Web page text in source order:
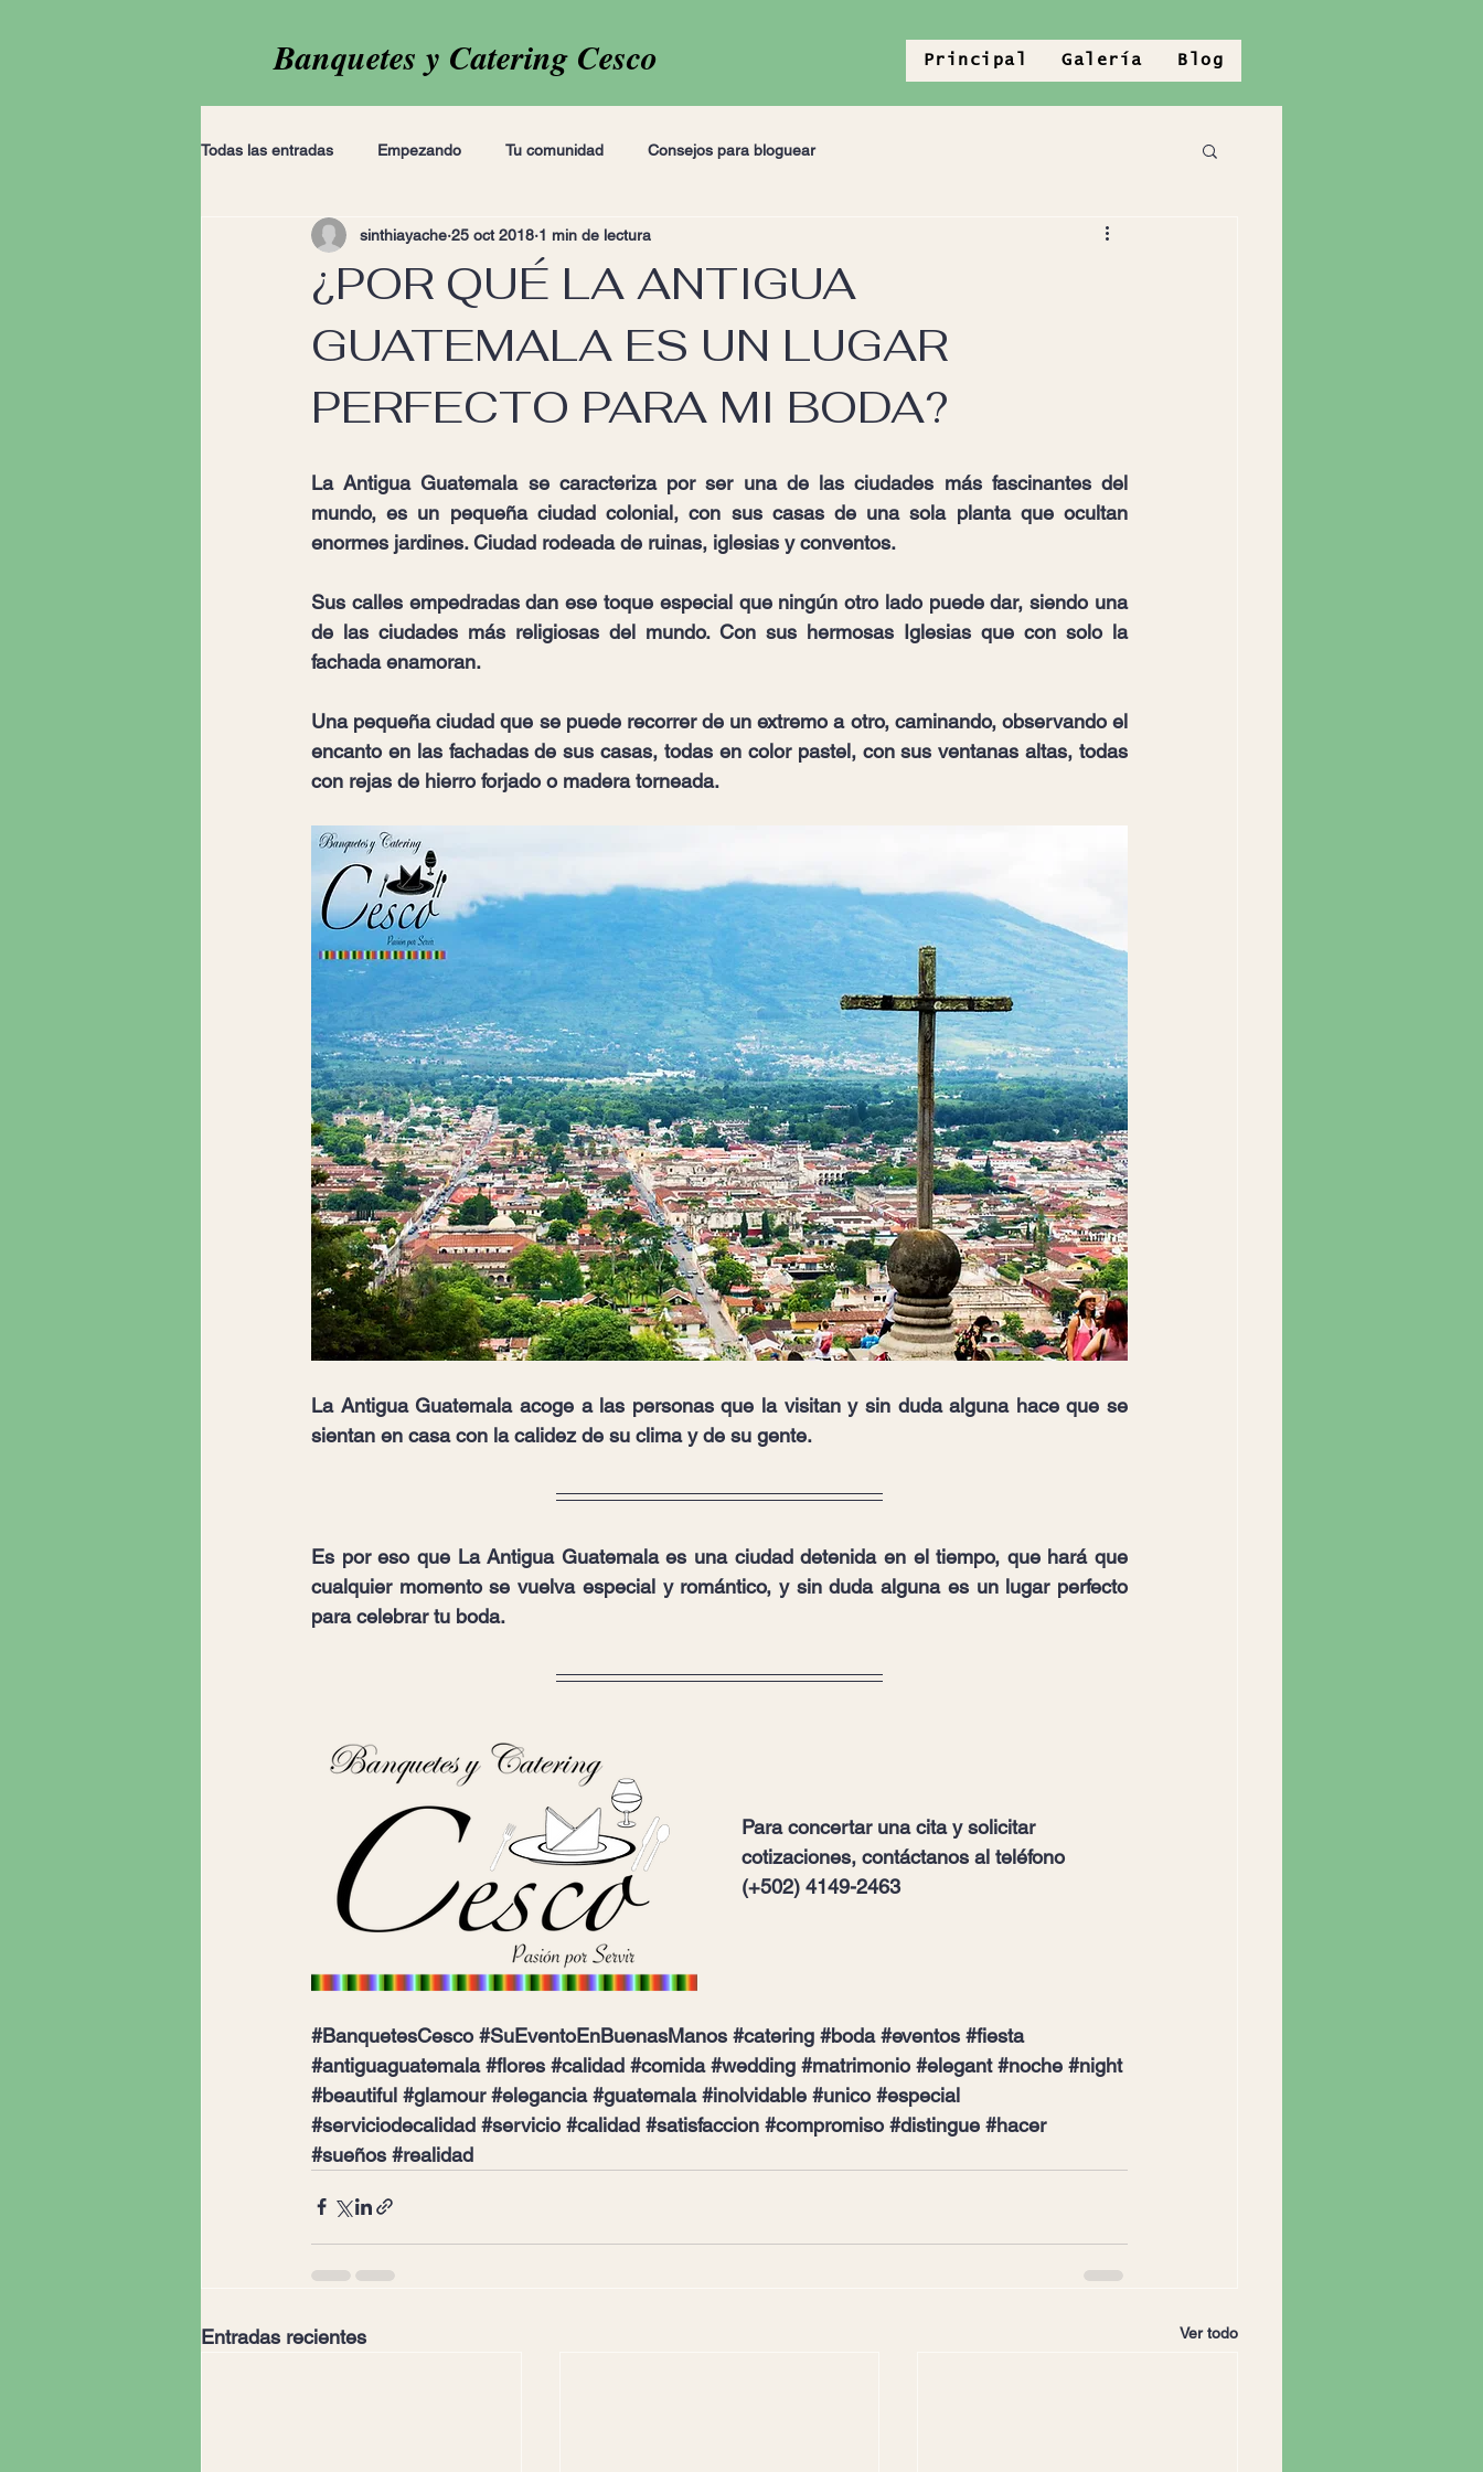
Banquetes y Catering Cesco Principal Galería Blog
Todas las entradas Empezando Tu comunidad Consejos para bloguear
¿POR QUÉ LA ANTIGUA
GUATEMALA ES UN LUGAR
PERFECTO PARA MI BODA?
sinthiayache 25 oct 2018 1 min de lectura
La Antigua Guatemala se caracteriza por ser una de las ciudades más fascinantes del
mundo, es un pequeña ciudad colonial, con sus casas de una sola planta que ocultan
enormes jardines. Ciudad rodeada de ruinas, iglesias y conventos.
Sus calles empedradas dan ese toque especial que ningún otro lado puede dar, siendo una
de las ciudades más religiosas del mundo. Con sus hermosas Iglesias que con solo la
fachada enamoran.
Una pequeña ciudad que se puede recorrer de un extremo a otro, caminando, observando el
encanto en las fachadas de sus casas, todas en color pastel, con sus ventanas altas, todas
con rejas de hierro forjado o madera torneada.
La Antigua Guatemala acoge a las personas que la visitan y sin duda alguna hace que se
sientan en casa con la calidez de su clima y de su gente.
Es por eso que La Antigua Guatemala es una ciudad detenida en el tiempo, que hará que
cualquier momento se vuelva especial y romántico, y sin duda alguna es un lugar perfecto
para celebrar tu boda.
Para concertar una cita y solicitar
cotizaciones, contáctanos al teléfono
(+502) 4149-2463
#BanquetesCesco #SuEventoEnBuenasManos #catering #boda #eventos #fiesta
#antiguaguatemala #flores #calidad #comida #wedding #matrimonio #elegant #noche #night
#beautiful #glamour #elegancia #guatemala #inolvidable #unico #especial
#serviciodecalidad #servicio #calidad #satisfaccion #compromiso #distingue #hacer
#sueños #realidad
Entradas recientes Ver todo